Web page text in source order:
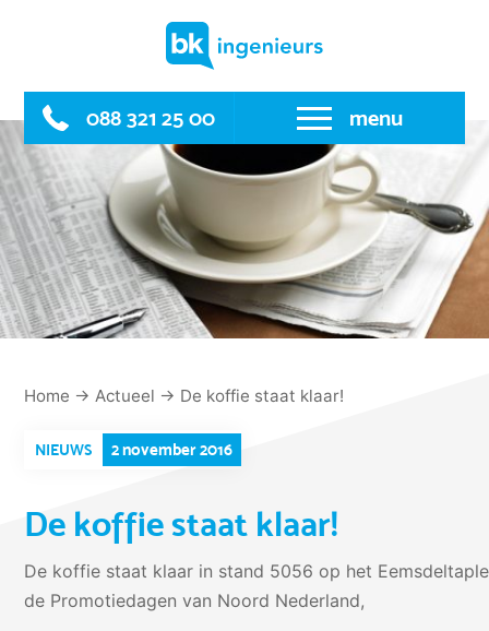
088 321 25 00 menu
Home →Actueel → De koffie staat klaar!
NIEUWS 2 november 2016
De koffie staat klaar!
De koffie staat klaar in stand 5056 op het
de Promotiedagen van Noord Nederland,